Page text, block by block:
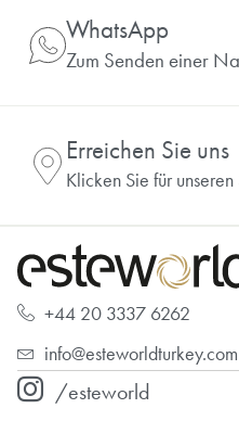
WhatsApp
Zum Senden einer
Erreichen Sie uns
Klicken Sie für unseren
+44 20 3337 6262
info@esteworldturkey.com
/esteworld